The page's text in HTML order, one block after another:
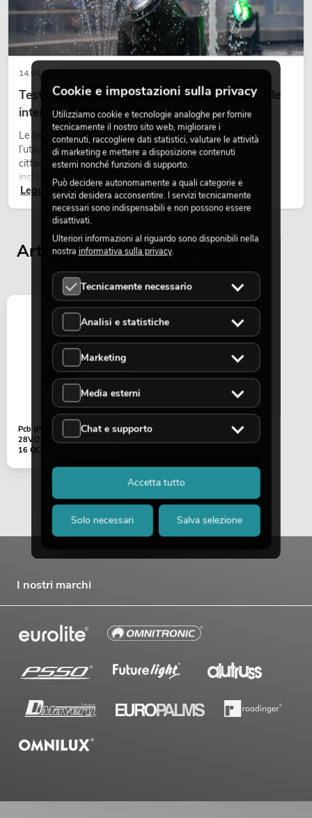
14.05.2026
Teste mobili outdoor: teste mobili resistenti alle
intemperie per eventi
Le teste mobili outdoor sono proiettori motorizzati per
l’utilizzo all’aperto. Vengono impiegate in festival, feste
cittadine, concerti open-air, allestimenti architetturali e
installazioni temporanee all’esterno.
Leggi ora
Articoli visualizzati per ultimi
Pcb (Power supply)
28V/2.68A LED IP T-Bar
16 QCL (HS-
I nostri marchi
Cookie e impostazioni sulla privacy
Utilizziamo cookie e tecnologie analoghe per fornire
tecnicamente il nostro sito web, migliorare i
contenuti, raccogliere dati statistici, valutare le attività
di marketing e mettere a disposizione contenuti
esterni nonché funzioni di supporto.
Può decidere autonomamente a quali categorie e
servizi desidera acconsentire. I servizi tecnicamente
necessari sono indispensabili e non possono essere
disattivati.
Ulteriori informazioni al riguardo sono disponibili nella
nostra informativa sulla privacy.
Tecnicamente necessario
Analisi e statistiche
Marketing
Media esterni
Chat e supporto
Solo necessari Salva selezione
Accetta tutto